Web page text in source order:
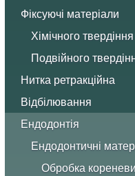
Фіксуючі матеріали
Хімічного твердіння
Подвійного
Нитка ретракційна
Відбілювання
Ендодонтія
Ендодонтичні
Обробка